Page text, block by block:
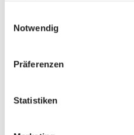
Notwendig
Präferenzen
Statistiken
ESP inkl. Hill-Holder
Elektr. Fensterheber
Nebelscheinwerfer